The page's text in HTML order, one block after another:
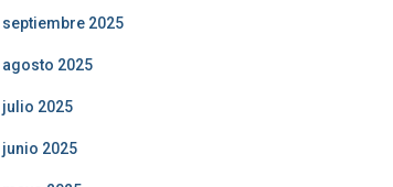
septiembre 2025
agosto 2025
julio 2025
junio 2025